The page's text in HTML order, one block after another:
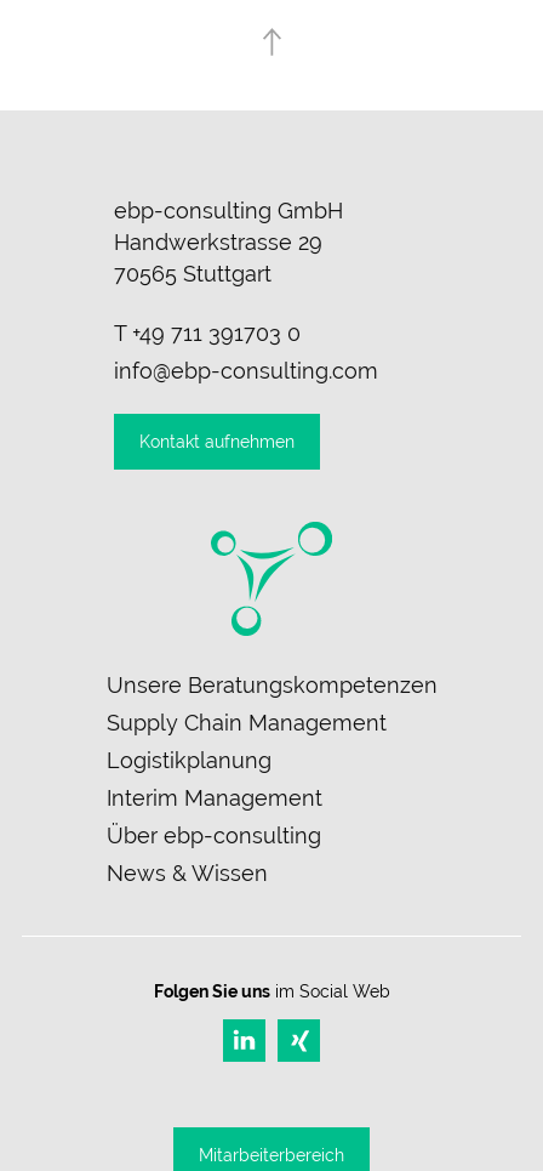
ebp-consulting GmbH
Handwerkstrasse 29
70565 Stuttgart
T +49 711 391703 0
info@ebp-consulting.com
Kontakt aufnehmen
Navigation
überspringen
Unsere Beratungskompetenzen
Supply Chain Management
Logistikplanung
Interim Management
Über ebp-consulting
News & Wissen
Folgen Sie unsim Social Web
Mitarbeiter­bereich